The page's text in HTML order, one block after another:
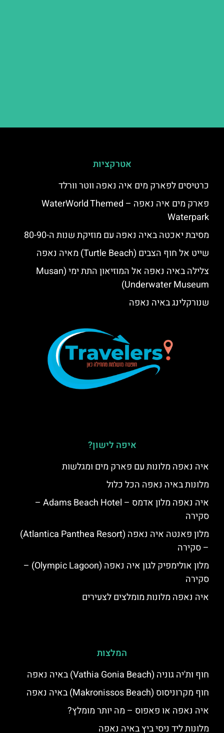
אטרקציות
כרטיסים לפארק מים איה נאפה ווטר וורלד
פארק מים איה נאפה – ‪‪WaterWorld Themed
Waterpark‬‬
מסיבת יאכטה באיה נאפה עם מוזיקת שנות ה-80-90
שייט אל חוף הצבים (Turtle Beach) מאיה נאפה
צלילה באיה נאפה אל המוזיאון התת ימי (Musan
Underwater Museum)
שנורקלינג באיה נאפה
איפה לישון?
איה נאפה מלונות עם פארק מים ומגלשות
מלונות באיה נאפה הכל כלול
איה נאפה מלון אדמס – Adams Beach Hotel –
סקירה
מלון פאנטה איה נאפה (Atlantica Panthea Resort)
– סקירה
מלון אולימפיק לגון איה נאפה (Olympic Lagoon) –
סקירה
איה נאפה מלונות מומלצים לצעירים
המלצות
חוף ות'יה גוניה (Vathia Gonia Beach) באיה נאפה
חוף מקרוניסוס (Makronissos Beach) באיה נאפה
איה נאפה או פאפוס – מה יותר מומלץ?
מלונות ליד ניסי ביץ באיה נאפה